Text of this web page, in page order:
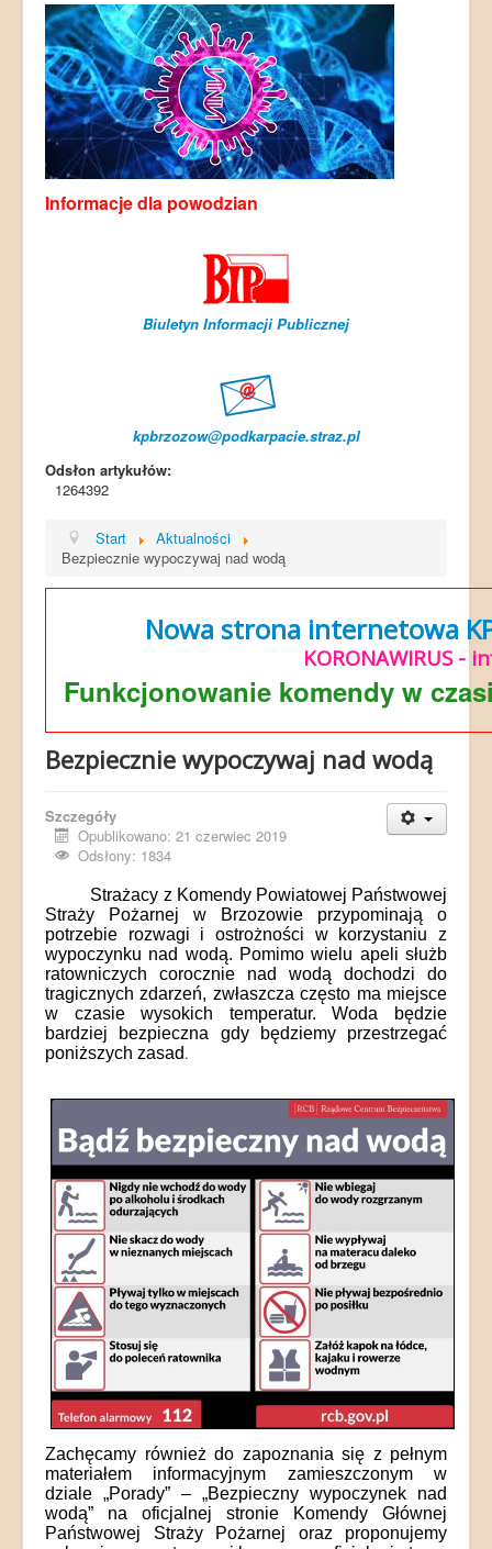
Informacje dla powodzian
Biuletyn Informacji Publicznej
kpbrzozow@podkarpacie.straz.pl
Odsłon artykułów:
1264392
Start
Aktualności
Bezpiecznie wypoczywaj nad wodą
Nowa strona internetowa
KORONAWIRUS -
Funkcjonowanie komendy w
Bezpiecznie wypoczywaj nad wodą
Szczegóły
Opublikowano: 21 czerwiec 2019
Odsłony: 1834
Strażacy z Komendy Powiatowej Państwowej
Straży Pożarnej w Brzozowie przypominają o
potrzebie rozwagi i ostrożności w korzystaniu z
wypoczynku nad wodą. Pomimo wielu apeli służb
ratowniczych corocznie nad wodą dochodzi do
tragicznych zdarzeń, zwłaszcza często ma miejsce
w czasie wysokich temperatur. Woda będzie
bardziej bezpieczna gdy będziemy przestrzegać
poniższych zasad.
Zachęcamy również do zapoznania się z pełnym
materiałem informacyjnym zamieszczonym w
dziale „Porady” – „Bezpieczny wypoczynek nad
wodą” na oficjalnej stronie Komendy Głównej
Państwowej Straży Pożarnej oraz proponujemy